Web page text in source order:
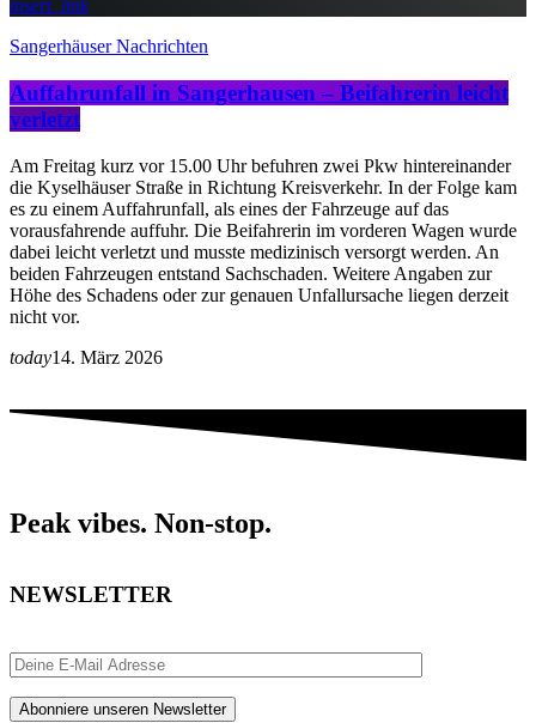
insert_link
Sangerhäuser Nachrichten
Auffahrunfall in Sangerhausen – Beifahrerin leicht
verletzt
Am Freitag kurz vor 15.00 Uhr befuhren zwei Pkw hintereinander
die Kyselhäuser Straße in Richtung Kreisverkehr. In der Folge kam
es zu einem Auffahrunfall, als eines der Fahrzeuge auf das
vorausfahrende auffuhr. Die Beifahrerin im vorderen Wagen wurde
dabei leicht verletzt und musste medizinisch versorgt werden. An
beiden Fahrzeugen entstand Sachschaden. Weitere Angaben zur
Höhe des Schadens oder zur genauen Unfallursache liegen derzeit
nicht vor.
today14. März 2026
Peak vibes. Non-stop.
NEWSLETTER